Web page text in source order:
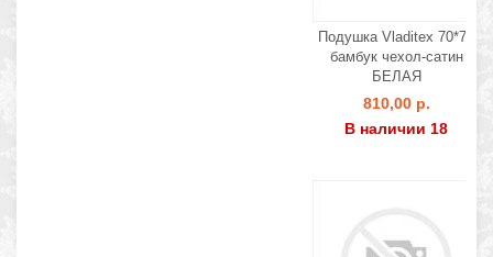
Подушка Vladitex 70*70
бамбук чехол-сатин
БЕЛАЯ
810,00 р.
В наличии 18